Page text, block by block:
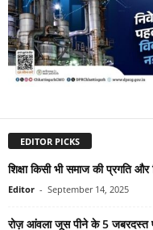
EDITOR PICKS
शिक्षा किसी भी समाज की प्रगति
Editor - September 14, 2025
रोज़ आंवला जूस पीने के 5 जबरदस्त